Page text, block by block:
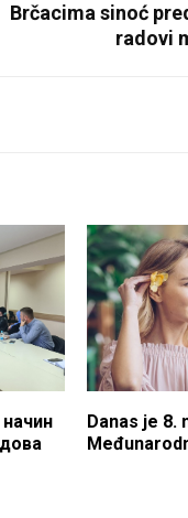
Brčacima sinoć
radovi
Danas je 8.